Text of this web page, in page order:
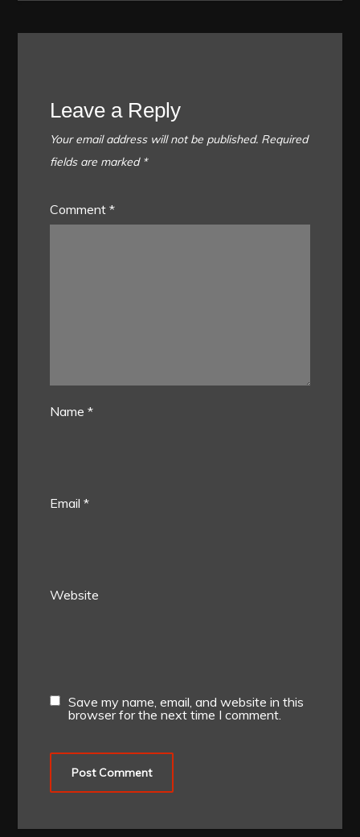
Leave a Reply
Your email address will not be published. Required
fields are marked *
Comment*
Name*
Email*
Website
Save my name, email, and website in this
browser for the next time I comment.